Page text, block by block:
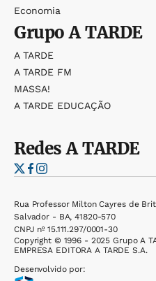
Economia
GrupoA TARDE
A TARDE
A TARDE FM
MASSA!
A TARDE EDUCAÇÃO
RedesA TARDE
Rua Professor Milton Cayres de
Salvador - BA, 41820-570
CNPJ nº 15.111.297/0001-30
Copyright © 1996 - 2025 Grupo A
EMPRESA EDITORA A TARDE S.A.
Desenvolvido por: